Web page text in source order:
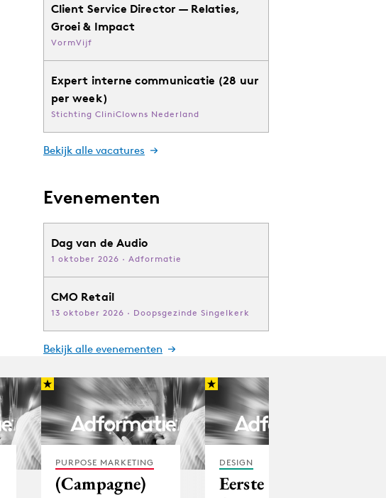
Client Service Director — Relaties,
Groei & Impact
VormVijf
Expert interne communicatie (28 uur
per week)
Stichting CliniClowns Nederland
Bekijk alle vacatures
Evenementen
Dag van de Audio
1 oktober 2026 · Adformatie
CMO Retail
13 oktober 2026 · Doopsgezinde Singelkerk
Bekijk alle evenementen
PURPOSE MARKETING
(Campagne)
DESIGN
Eerste